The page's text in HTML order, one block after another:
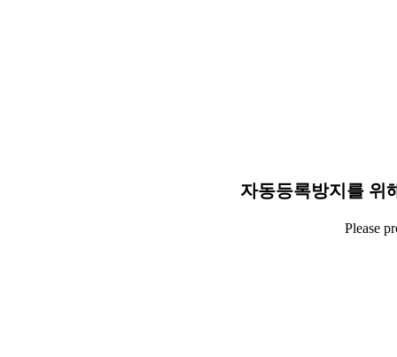
자동등록방지를 위
Please